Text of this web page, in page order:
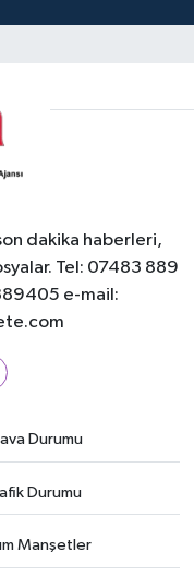
dakika haberleri,
Tel: 07483 889
e-mail:
Durumu
Durumu
Manşetler